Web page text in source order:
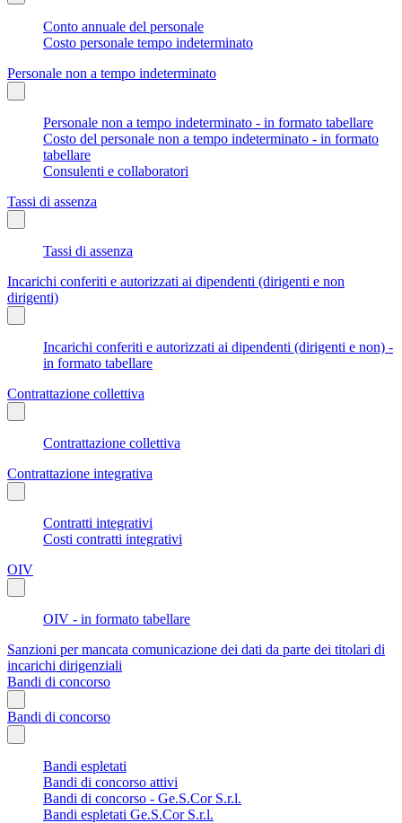
Conto annuale del personale
Costo personale tempo indeterminato
Personale non a tempo indeterminato
Personale non a tempo indeterminato - in formato tabellare
Costo del personale non a tempo indeterminato - in formato
tabellare
Consulenti e collaboratori
Tassi di assenza
Tassi di assenza
Incarichi conferiti e autorizzati ai dipendenti (dirigenti e non
dirigenti)
Incarichi conferiti e autorizzati ai dipendenti (dirigenti e non) -
in formato tabellare
Contrattazione collettiva
Contrattazione collettiva
Contrattazione integrativa
Contratti integrativi
Costi contratti integrativi
OIV
OIV - in formato tabellare
Sanzioni per mancata comunicazione dei dati da parte dei titolari di
incarichi dirigenziali
Bandi di concorso
Bandi di concorso
Bandi espletati
Bandi di concorso attivi
Bandi di concorso - Ge.S.Cor S.r.l.
Bandi espletati Ge.S.Cor S.r.l.